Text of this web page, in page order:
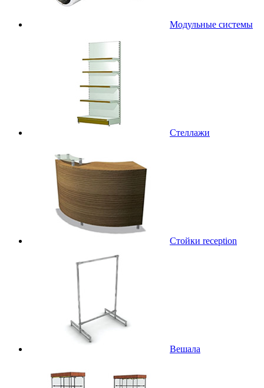
Модульные системы
Стеллажи
Стойки reception
Вешала